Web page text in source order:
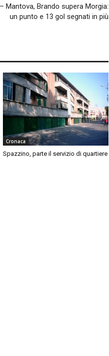
Mantova, Brando supera Morgia:
un punto e 13 gol segnati in più
Cronaca
Spazzino, parte il servizio di quartiere